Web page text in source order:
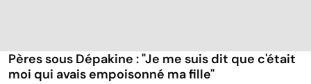
Pères sous Dépakine : "Je me suis dit que c'était
moi qui avais empoisonné ma fille"